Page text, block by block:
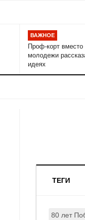
ВАЖНОЕ
Проф-корт вместо
молодежи
идеях
ТЕГИ
80 лет